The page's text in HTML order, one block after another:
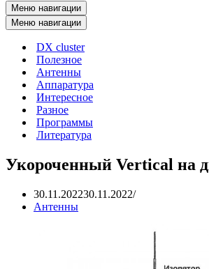
Меню навигации
Меню навигации
DX cluster
Полезное
Антенны
Аппаратура
Интересное
Разное
Программы
Литература
Укороченный Vertical на
30.11.202230.11.2022
Антенны